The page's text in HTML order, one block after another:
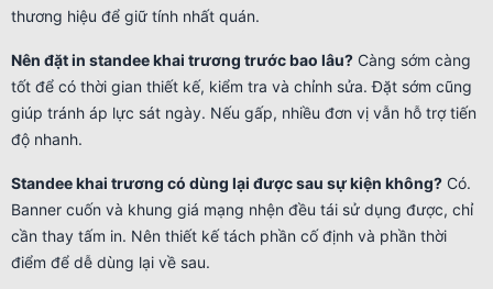
thương hiệu để giữ tính nhất quán.
Nên đặt in standee khai trương trước bao lâu? Càng sớm càng
tốt để có thời gian thiết kế, kiểm tra và chỉnh sửa. Đặt sớm cũng
giúp tránh áp lực sát ngày. Nếu gấp, nhiều đơn vị vẫn hỗ trợ tiến
độ nhanh.
Standee khai trương có dùng lại được sau sự kiện không? Có.
Banner cuốn và khung giá mạng nhện đều tái sử dụng được, chỉ
cần thay tấm in. Nên thiết kế tách phần cố định và phần thời
điểm để dễ dùng lại về sau.